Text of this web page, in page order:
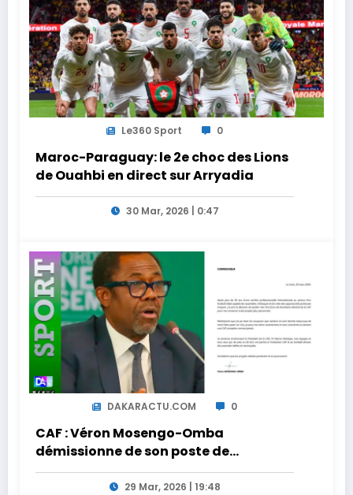
Le360 Sport 0
Maroc-Paraguay: le 2e choc des Lions
de Ouahbi en direct sur Arryadia
30 Mar, 2026 | 0:47
DAKARACTU.COM 0
CAF : Véron Mosengo-Omba
démissionne de son poste de
Secrétaire Général
29 Mar, 2026 | 19:48